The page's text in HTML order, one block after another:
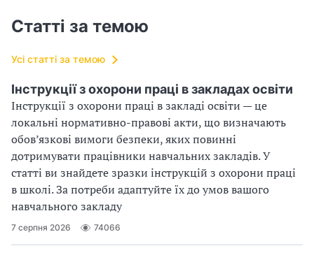
Статті за темою
Усі статті за темою
Інструкції з охорони праці в закладах освіти
Інструкції з охорони праці в закладі освіти — це
локальні нормативно-правові акти, що визначають
обов’язкові вимоги безпеки, яких повинні
дотримувати працівники навчальних закладів. У
статті ви знайдете зразки інструкцій з охорони праці
в школі. За потреби адаптуйте їх до умов вашого
навчального закладу
7 серпня 2026 74066